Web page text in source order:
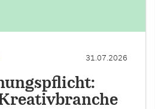
31.07.2026